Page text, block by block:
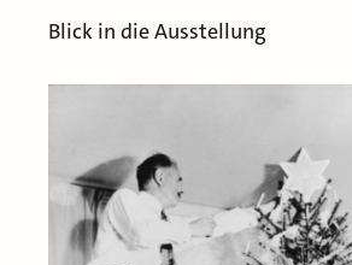
Blick in die Ausstellung